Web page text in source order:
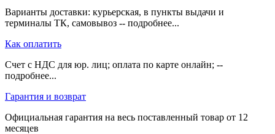
Варианты доставки: курьерская, в пункты выдачи и
терминалы ТК, самовывоз -- подробнее...
Как оплатить
Счет с НДС для юр. лиц; оплата по карте онлайн; --
подробнее...
Гарантия и возврат
Официальная гарантия на весь поставленный товар от 12
месяцев